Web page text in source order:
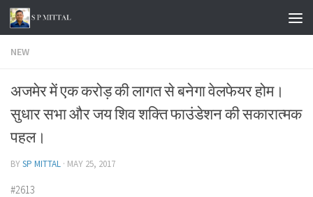
Skip to content
NEW
अजमेर में एक करोड़ की लागत से बनेगा वेलफेयर होम।
सुधार सभा और जय शिव शक्ति फाउंडेशन की सकारात्मक
पहल।
BYSP MITTAL · MAY 25, 2017
#2613